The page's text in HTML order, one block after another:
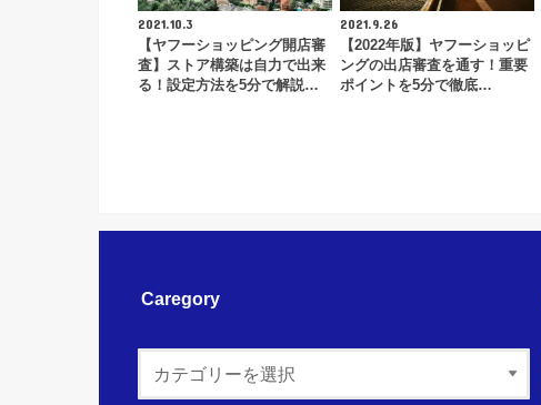
2021.10.3
【ヤフーショッピング開店審
査】ストア構築は自力で出来
る！設定方法を5分で解説…
2021.9.26
【2022年版】ヤフーショッピ
ングの出店審査を通す！重要
ポイントを5分で徹底…
Caregory